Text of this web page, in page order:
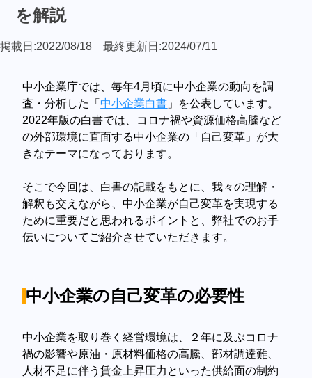
を解説
掲載日:2022/08/18 最終更新日:2024/07/11
中小企業庁では、毎年4月頃に中小企業の動向を調
査・分析した「中小企業白書 」を公表しています。
2022年版の白書では、コロナ禍や資源価格高騰など
の外部環境に直面する中小企業の「自己変革」が大
きなテーマになっております。
そこで今回は、白書の記載をもとに、我々の理解・
解釈も交えながら、中小企業が自己変革を実現する
ために重要だと思われるポイントと、弊社でのお手
伝いについてご紹介させていただきます。
中小企業の自己変革の必要性
中小企業を取り巻く経営環境は、２年に及ぶコロナ
禍の影響や原油・原材料価格の高騰、部材調達難、
人材不足に伴う賃金上昇圧力といった供給面の制約